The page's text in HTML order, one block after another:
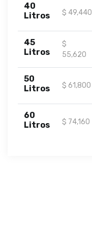
40
Litros
$ 49,440
45
Litros
$
55,620
50
Litros
$ 61,800
60
Litros
$ 74,160